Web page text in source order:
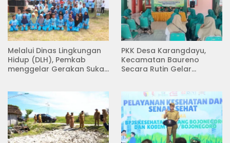
Melalui Dinas Lingkungan
Hidup (DLH), Pemkab
menggelar Gerakan Suka
PKK Desa Karangdayu,
Kecamatan Baureno
Secara Rutin Gelar